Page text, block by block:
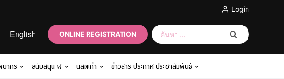
Login
English ONLINE REGISTRATION
ค้นหา
สำหรับ:
ากร สนับสนุน ฬ นิสิตเก่า ข่าวสาร ประกาศ ประชาสัมพันธ์